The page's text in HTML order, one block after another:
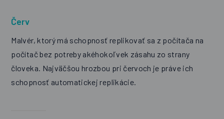
Červ
Malvér, ktorý má schopnosť replikovať sa z počítača na
počítač bez potreby akéhokoľvek zásahu zo strany
človeka. Najväčšou hrozbou pri červoch je práve ich
schopnosť automatickej replikácie.